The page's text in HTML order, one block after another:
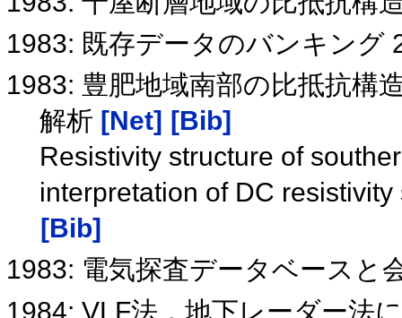
1983: 既存データのバンキング
1983: 豊肥地域南部の比抵抗構
解析 [Net] [Bib]
Resistivity structure of
interpretation of DC
[Bib]
1983: 電気探査データベースと
1984: VLF法，地下レーダー法